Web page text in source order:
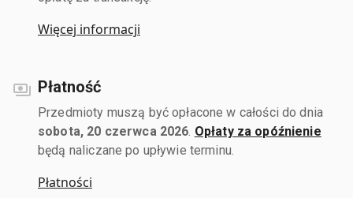
Więcej informacji
Płatność
Przedmioty muszą być opłacone w całości do dnia
sobota, 20 czerwca 2026 Opłaty za opóźnienie
będą naliczane po upływie terminu.
Płatności